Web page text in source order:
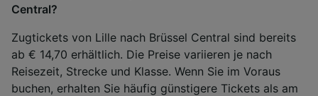
Central?
Zugtickets von Lille nach Brüssel Central sind bereits
ab € 14,70 erhältlich. Die Preise variieren je nach
Reisezeit, Strecke und Klasse. Wenn Sie im Voraus
buchen, erhalten Sie häufig günstigere Tickets als am